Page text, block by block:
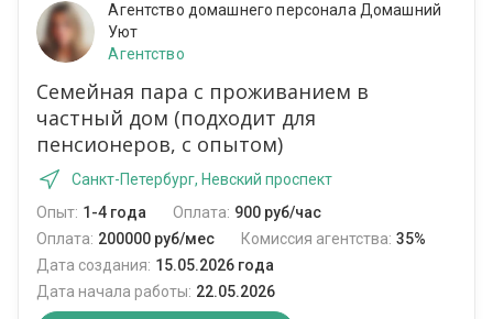
Агентство домашнего персонала Домашний
Уют
Агентство
Семейная пара с проживанием в
частный дом (подходит для
пенсионеров, с опытом)
Санкт-Петербург, Невский проспект
Опыт: 1-4 года Оплата: 900 руб/час
Оплата: 200000 руб/мес Комиссия агентства: 35%
Дата создания: 15.05.2026 года
Дата начала работы: 22.05.2026